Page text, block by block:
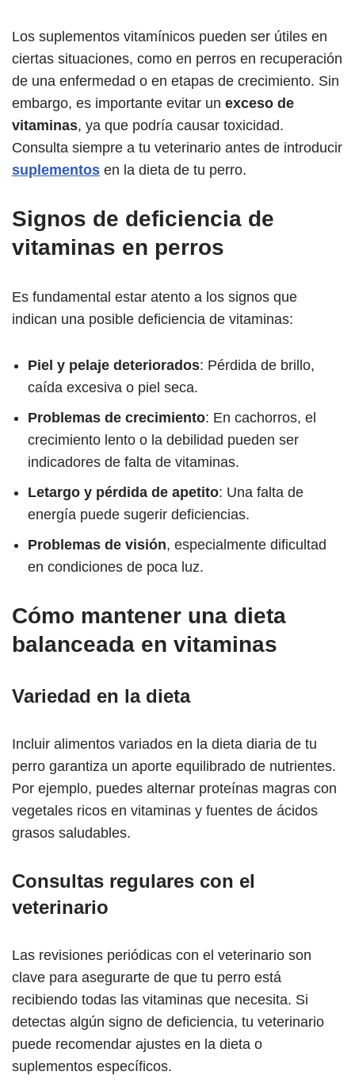
Los suplementos vitamínicos pueden ser útiles en
ciertas situaciones, como en perros en recuperación
de una enfermedad o en etapas de crecimiento. Sin
embargo, es importante evitar un exceso de
vitaminas, ya que podría causar toxicidad.
Consulta siempre a tu veterinario antes de introducir
suplementos en la dieta de tu perro.
Signos de deficiencia de
vitaminas en perros
Es fundamental estar atento a los signos que
indican una posible deficiencia de vitaminas:
Piel y pelaje deteriorados: Pérdida de brillo,
caída excesiva o piel seca.
Problemas de crecimiento: En cachorros, el
crecimiento lento o la debilidad pueden ser
indicadores de falta de vitaminas.
Letargo y pérdida de apetito: Una falta de
energía puede sugerir deficiencias.
Problemas de visión, especialmente dificultad
en condiciones de poca luz.
Cómo mantener una dieta
balanceada en vitaminas
Variedad en la dieta
Incluir alimentos variados en la dieta diaria de tu
perro garantiza un aporte equilibrado de nutrientes.
Por ejemplo, puedes alternar proteínas magras con
vegetales ricos en vitaminas y fuentes de ácidos
grasos saludables.
Consultas regulares con el
veterinario
Las revisiones periódicas con el veterinario son
clave para asegurarte de que tu perro está
recibiendo todas las vitaminas que necesita. Si
detectas algún signo de deficiencia, tu veterinario
puede recomendar ajustes en la dieta o
suplementos específicos.